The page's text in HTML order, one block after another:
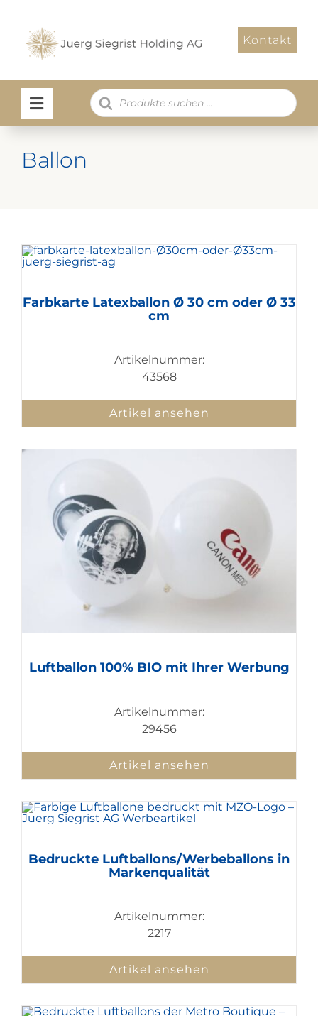
springen
Kontakt
Products
search
Ballon
Farbkarte Latexballon Ø 30 cm oder Ø 33
cm
Artikelnummer:
43568
Artikel ansehen
Luftballon 100% BIO mit Ihrer Werbung
Artikelnummer:
29456
Artikel ansehen
Bedruckte Luftballons/Werbeballons in
Markenqualität
Artikelnummer:
2217
Artikel ansehen